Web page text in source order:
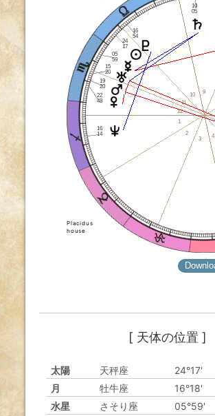
Placidus
house
1
2
3
4
9
10
11
12
24
17
05
59
22
48
19
20
10
05
15
20
16
14
16
54
[ 天体の位置 ]
太陽 天秤座
24°17'
月
牡牛座
16°18'
水星
さそり座
05°59'